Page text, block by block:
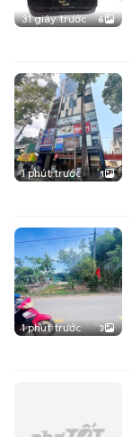
31 giây trước 6
1 phút trước 1
1 phút trước 3